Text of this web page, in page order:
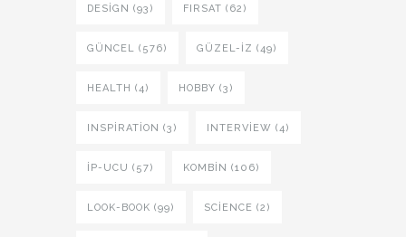
DESIGN (93) FIRSAT (62)
GÜNCEL (576) GÜZEL-IZ (49)
HEALTH (4) HOBBY (3)
INSPIRATION (3) INTERVIEW (4)
İP-UCU (57) KOMBIN (106)
LOOK-BOOK (99) SCIENCE (2)